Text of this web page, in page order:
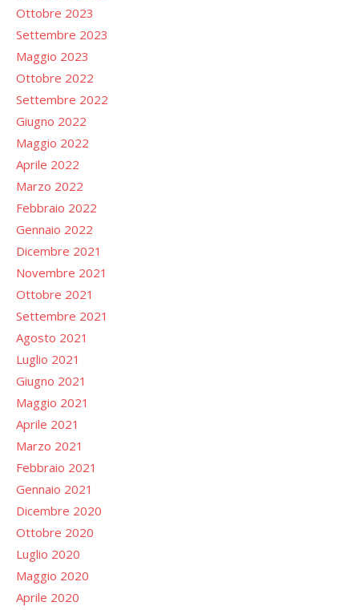
Ottobre 2023
Settembre 2023
Maggio 2023
Ottobre 2022
Settembre 2022
Giugno 2022
Maggio 2022
Aprile 2022
Marzo 2022
Febbraio 2022
Gennaio 2022
Dicembre 2021
Novembre 2021
Ottobre 2021
Settembre 2021
Agosto 2021
Luglio 2021
Giugno 2021
Maggio 2021
Aprile 2021
Marzo 2021
Febbraio 2021
Gennaio 2021
Dicembre 2020
Ottobre 2020
Luglio 2020
Maggio 2020
Aprile 2020